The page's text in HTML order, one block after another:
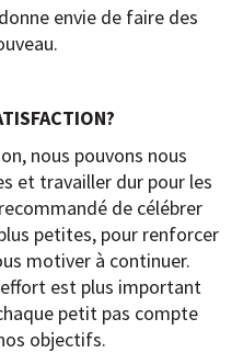
envie de faire des
nous pouvons nous
et travailler dur pour les
de célébrer
petites, pour renforcer
motiver à continuer.
est plus important
petit pas compte
objectifs.